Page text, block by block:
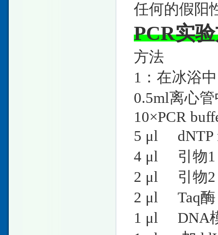
任何的假阳
PCR实
方法
1：在冰浴
0.5ml离心
5 μl
4 μl 引
2 μl 引
2 μl
1 μl DNA